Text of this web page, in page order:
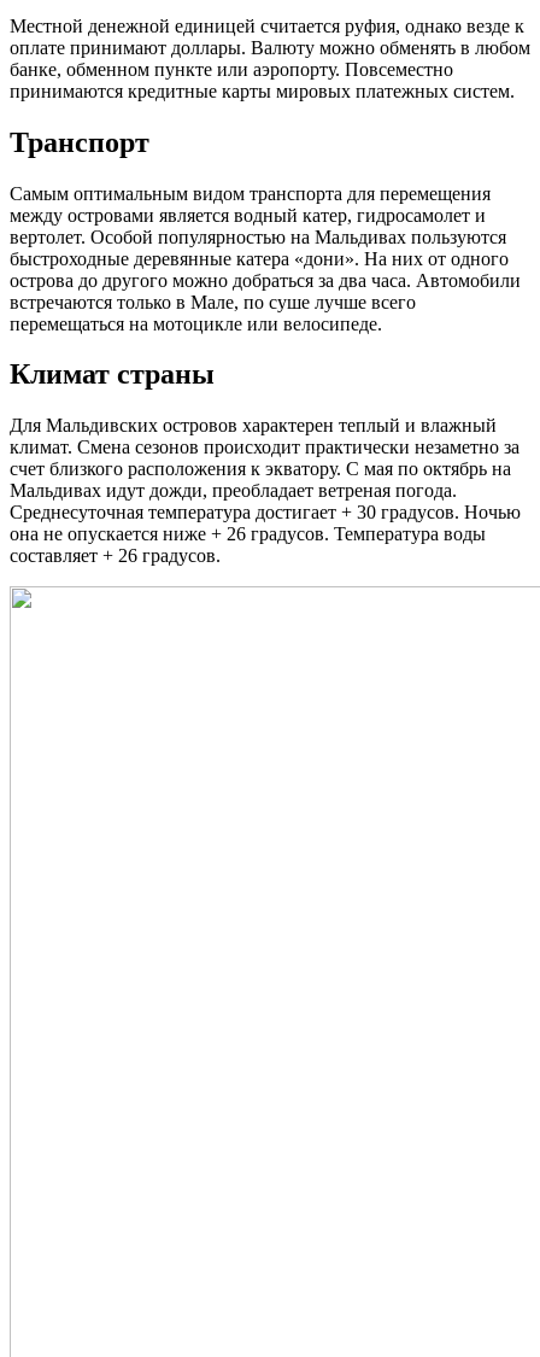
Местной денежной единицей считается руфия, однако везде к
оплате принимают доллары. Валюту можно обменять в любом
банке, обменном пункте или аэропорту. Повсеместно
принимаются кредитные карты мировых платежных систем.
Транспорт
Самым оптимальным видом транспорта для перемещения
между островами является водный катер, гидросамолет и
вертолет. Особой популярностью на Мальдивах пользуются
быстроходные деревянные катера «дони». На них от одного
острова до другого можно добраться за два часа. Автомобили
встречаются только в Мале, по суше лучше всего
перемещаться на мотоцикле или велосипеде.
Климат страны
Для Мальдивских островов характерен теплый и влажный
климат. Смена сезонов происходит практически незаметно за
счет близкого расположения к экватору. С мая по октябрь на
Мальдивах идут дожди, преобладает ветреная погода.
Среднесуточная температура достигает + 30 градусов. Ночью
она не опускается ниже + 26 градусов. Температура воды
составляет + 26 градусов.